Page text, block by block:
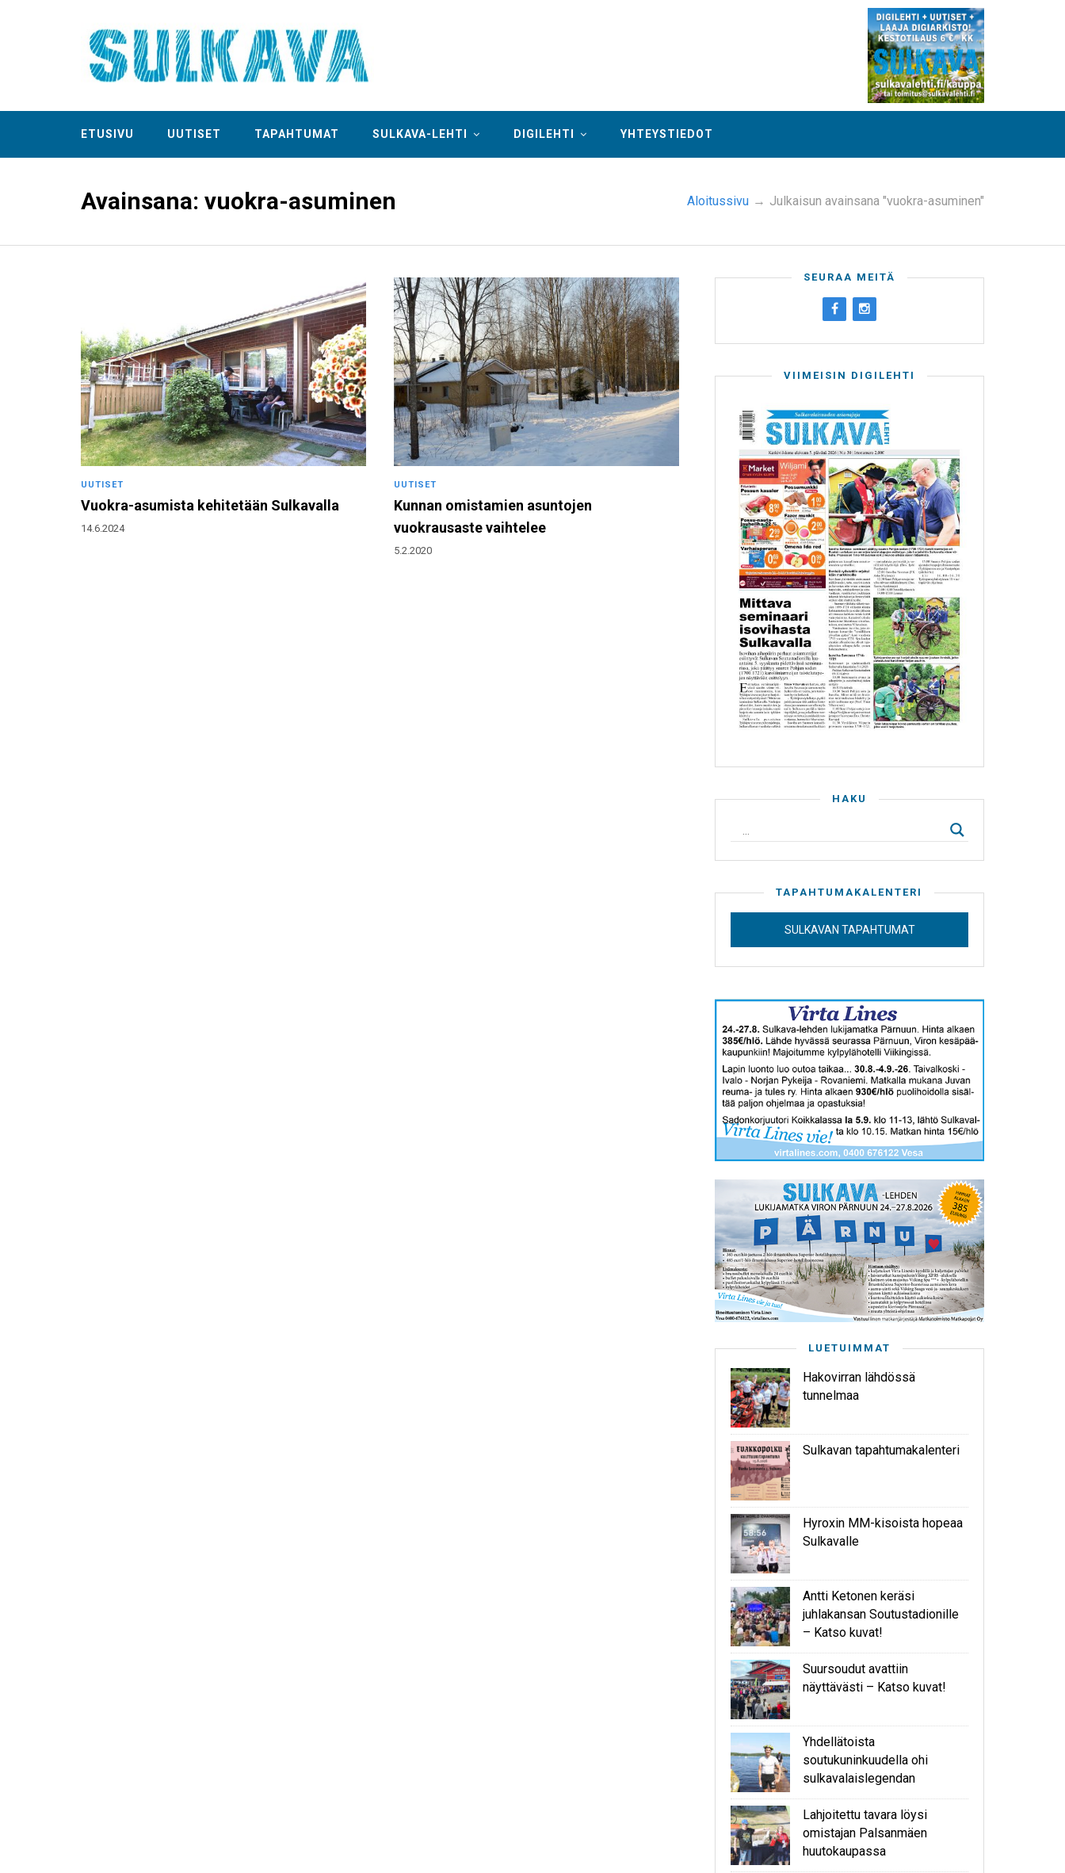
ETUSIVU UUTISET TAPAHTUMAT SULKAVA-LEHTI DIGILEHTI YHTEYSTIEDOT
Avainsana: vuokra-asuminen Aloitussivu → Julkaisun avainsana "vuokra-asuminen"
UUTISET
Vuokra-asumista kehitetään Sulkavalla
14.6.2024
UUTISET
Kunnan omistamien asuntojen
vuokrausaste vaihtelee
5.2.2020
SEURAA MEITÄ
VIIMEISIN DIGILEHTI
HAKU
TAPAHTUMAKALENTERI
SULKAVAN TAPAHTUMAT
LUETUIMMAT
Hakovirran lähdössä
tunnelmaa
Sulkavan tapahtumakalenteri
Hyroxin MM-kisoista hopeaa
Sulkavalle
Antti Ketonen keräsi
juhlakansan Soutustadionille
– Katso kuvat!
Suursoudut avattiin
näyttävästi – Katso kuvat!
Yhdellätoista
soutukuninkuudella ohi
sulkavalaislegendan
Lahjoitettu tavara löysi
omistajan Palsanmäen
huutokaupassa